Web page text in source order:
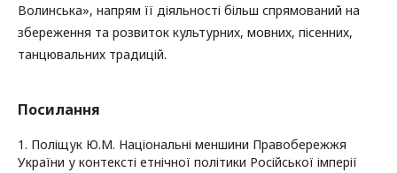
Волинська», напрям її діяльності більш спрямований на
збереження та розвиток культурних, мовних, пісенних,
танцювальних традицій.
Посилання
1. Поліщук Ю.М. Національні меншини Правобережжя
України у контексті етнічної політики Російської імперії